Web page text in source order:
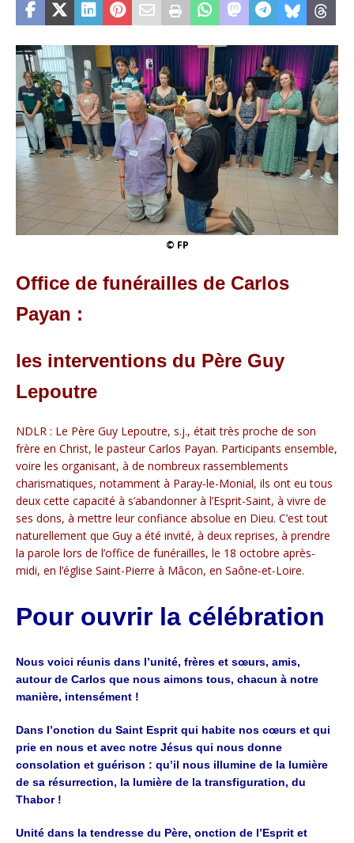
© FP
Office de funérailles de Carlos
Payan :
les interventions du Père Guy
Lepoutre
NDLR : Le Père Guy Lepoutre, s.j., était très proche de son
frère en Christ, le pasteur Carlos Payan. Participants ensemble,
voire les organisant, à de nombreux rassemblements
charismatiques, notamment à Paray-le-Monial, ils ont eu tous
deux cette capacité à s’abandonner à l’Esprit-Saint, à vivre de
ses dons, à mettre leur confiance absolue en Dieu. C’est tout
naturellement que Guy a été invité, à deux reprises, à prendre
la parole lors de l’office de funérailles, le 18 octobre après-
midi, en l’église Saint-Pierre à Mâcon, en Saône-et-Loire.
Pour ouvrir la célébration
Nous voici réunis dans l’unité, frères et sœurs, amis,
autour de Carlos que nous aimons tous, chacun à notre
manière, intensément !
Dans l’onction du Saint Esprit qui habite nos cœurs et qui
prie en nous et avec notre Jésus qui nous donne
consolation et guérison : qu’il nous illumine de la lumière
de sa résurrection, la lumière de la transfiguration, du
Thabor !
Unité dans la tendresse du Père, onction de l’Esprit et